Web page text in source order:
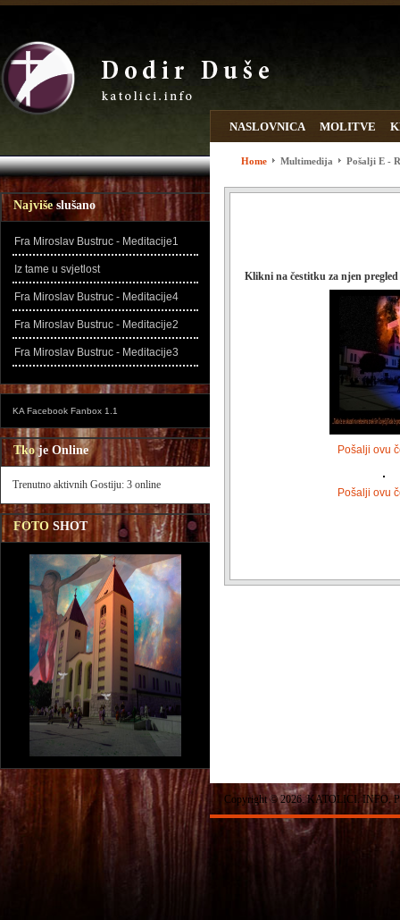
Najvišeslušano
Fra Miroslav Bustruc - Meditacije1
Iz tame u svjetlost
Fra Miroslav Bustruc - Meditacije4
Fra Miroslav Bustruc - Meditacije2
Fra Miroslav Bustruc - Meditacije3
KA Facebook Fanbox 1.1
Tkoje Online
Trenutno aktivnih Gostiju: 3 online
FOTO SHOT
NASLOVNICA MOLITVE
WEB LINKOVI ZADNJE
Home Multimedija Pošalji E -
Klikni na čestitku za njen pregled
Pošalji ovu
Pošalji ovu
Copyright © 2026. KATOLICI. INFO.